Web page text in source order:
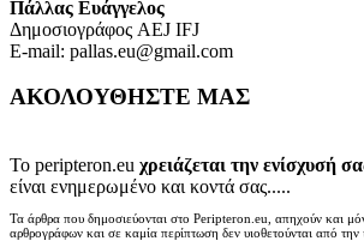
Πάλλας Ευάγγελος
Δημοσιογράφος AEJ ΙFJ
E-mail: pallas.eu@gmail.com
ΑΚΟΛΟΥΘΗΣΤΕ ΜΑΣ
Το peripteron.eu χρειάζεται την ενίσχυσή
είναι ενημερωμένο και κοντά σας.....
Τα άρθρα που δημοσιεύονται στο Peripteron.eu, απηχούν και
αρθρογράφων και σε καμία περίπτωση δεν υιοθετούνται από την